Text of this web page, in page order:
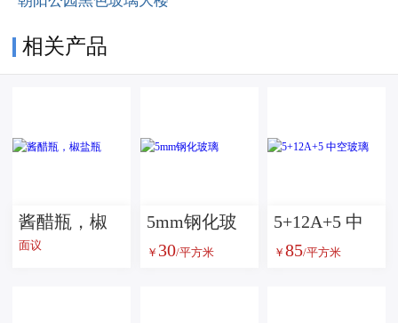
相关产品
酱醋瓶，椒
盐瓶
面议
5mm钢化玻
璃
￥ 30/平方米
5+12A+5 中
空玻璃
￥ 85/平方米